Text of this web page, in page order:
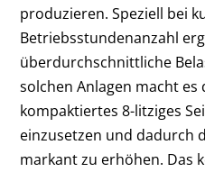
produzieren. Speziell bei
Betriebsstundenanzahl
überdurchschnittliche
solchen Anlagen macht es
kompaktiertes 8-litziges
einzusetzen und dadurch
markant zu erhöhen. Das